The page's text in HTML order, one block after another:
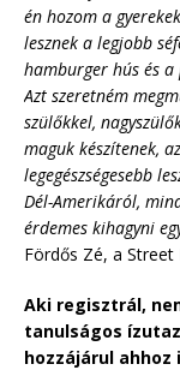
én hozom a
lesznek a legjobb
hamburger hús és
Azt szeretném
szülőkkel,
maguk készítenek,
legegészségesebb
Dél-Amerikáról,
érdemes kihagyni
Fördős Zé, a
Aki regisztrál,
tanulságos
hozzájárul ahhoz